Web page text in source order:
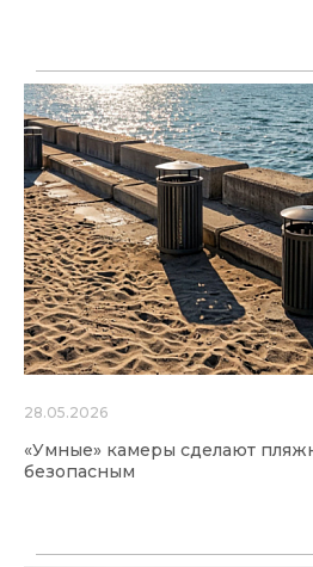
28.05.2026
«Умные» камеры сделают
безопасным